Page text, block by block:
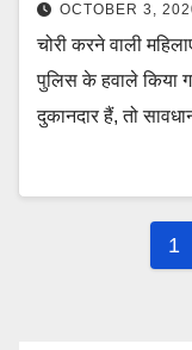
OCTOBER 3,
चोरी करने वाली
पुलिस के हवाले किया
दुकानदार हैं, तो
1